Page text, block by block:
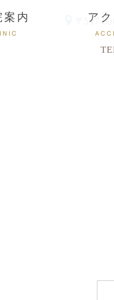
〒547-
案内 ア